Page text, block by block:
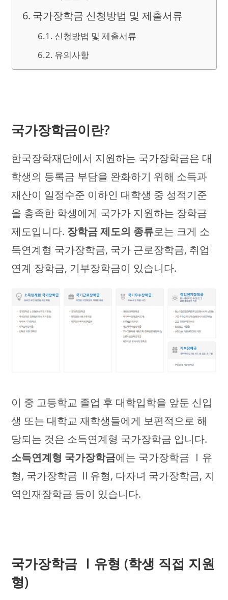
국가장학금 신청방법 및 제출서류
신청방법 및 제출서류
유의사항
국가장학금이란?
한국장학재단에서 지원하는 국가장학금은 대
학생의 등록금 부담을 완화하기 위해 소득과
재산이 일정수준 이하인 대학생 중 성적기준
을 총족한 학생에게 국가가 지원하는 장학금
제도입니다. 장학금 제도의 종류로는 크게 소
득연계형 국가장학금, 국가 근로장학금, 취업
연계 장학금, 기부장학금이 있습니다.
이 중 고등학교 졸업 후 대학입학을 앞둔 신입
생 또는 대학교 재학생들에게 보편적으로 해
당되는 것은 소득연계형 국가장학금 입니다.
소득연계형 국가장학금에는 국가장학금 Ⅰ유
형, 국가장학금 Ⅱ유형, 다자녀 국가장학금, 지
역인재장학금 등이 있습니다.
국가장학금 Ⅰ유형 (학생 직접 지원
형)